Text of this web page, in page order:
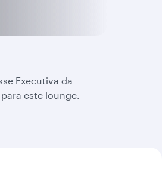
Executiva da
este lounge.